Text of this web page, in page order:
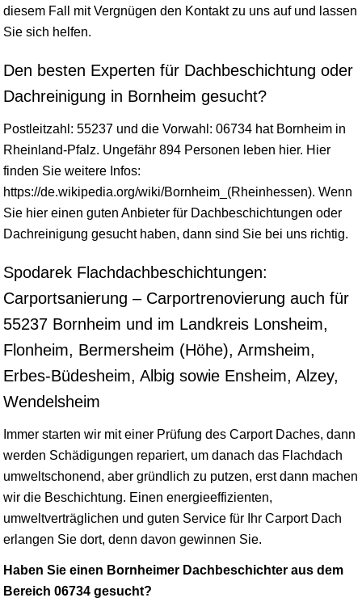
diesem Fall mit Vergnügen den Kontakt zu uns auf und lassen
Sie sich helfen.
Den besten Experten für Dachbeschichtung oder
Dachreinigung in Bornheim gesucht?
Postleitzahl: 55237 und die Vorwahl: 06734 hat Bornheim in
Rheinland-Pfalz. Ungefähr 894 Personen leben hier. Hier
finden Sie weitere Infos:
https://de.wikipedia.org/wiki/Bornheim_(Rheinhessen). Wenn
Sie hier einen guten Anbieter für Dachbeschichtungen oder
Dachreinigung gesucht haben, dann sind Sie bei uns richtig.
Spodarek Flachdachbeschichtungen:
Carportsanierung – Carportrenovierung auch für
55237 Bornheim und im Landkreis Lonsheim,
Flonheim, Bermersheim (Höhe), Armsheim,
Erbes-Büdesheim, Albig sowie Ensheim, Alzey,
Wendelsheim
Immer starten wir mit einer Prüfung des Carport Daches, dann
werden Schädigungen repariert, um danach das Flachdach
umweltschonend, aber gründlich zu putzen, erst dann machen
wir die Beschichtung. Einen energieeffizienten,
umweltverträglichen und guten Service für Ihr Carport Dach
erlangen Sie dort, denn davon gewinnen Sie.
Haben Sie einen Bornheimer Dachbeschichter aus dem
Bereich 06734 gesucht?